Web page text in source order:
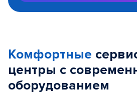
Комфортные
центры с
оборудованием